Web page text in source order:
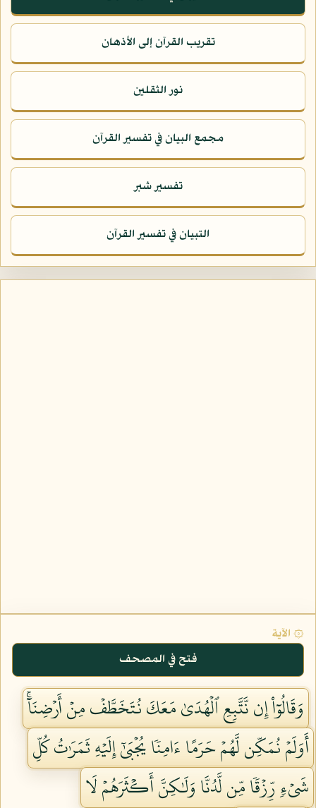
تقريب القرآن إلى الأذهان
نور الثقلين
مجمع البيان في تفسير القرآن
تفسير شبر
التبيان في تفسير القرآن
۞ الآية
فتح في المصحف
وَقَالُوٓاْ إِن نَّتَّبِعِ ٱلۡهُدَىٰ مَعَكَ نُتَخَطَّفۡ مِنۡ أَرۡضِنَآۚ
أَوَلَمۡ نُمَكِّن لَّهُمۡ حَرَمًا ءَامِنٗا يُجۡبَىٰٓ إِلَيۡهِ ثَمَرَٰتُ كُلِّ
شَيۡءٖ رِّزۡقٗا مِّن لَّدُنَّا وَلَٰكِنَّ أَكۡثَرَهُمۡ لَا